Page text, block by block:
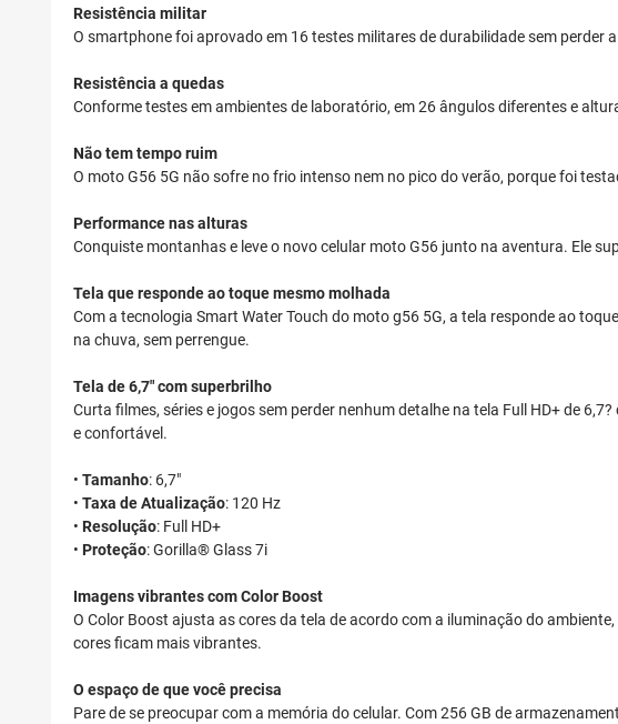
Resistência militar
O smartphone foi aprovado em 16 testes militares de durabilidade sem perder
Resistência a quedas
Conforme testes em ambientes de laboratório, em 26 ângulos diferentes e
Não tem tempo ruim
O moto G56 5G não sofre no frio intenso nem no pico do verão, porque foi
Performance nas alturas
Conquiste montanhas e leve o novo celular moto G56 junto na aventura. Ele
Tela que responde ao toque mesmo molhada
Com a tecnologia Smart Water Touch do moto g56 5G, a tela responde ao
na chuva, sem perrengue.
Tela de 6,7" com superbrilho
Curta filmes, séries e jogos sem perder nenhum detalhe na tela Full HD+ de
e confortável.
• Tamanho: 6,7"
• Taxa de Atualização: 120 Hz
• Resolução: Full HD+
• Proteção: Gorilla® Glass 7i
Imagens vibrantes com Color Boost
O Color Boost ajusta as cores da tela de acordo com a iluminação do
cores ficam mais vibrantes.
O espaço de que você precisa
Pare de se preocupar com a memória do celular. Com 256 GB de